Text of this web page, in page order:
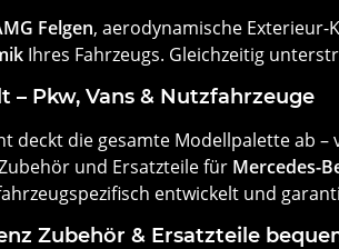
Felgen, aerodynamische
Ihres Fahrzeugs. Gleichzeitig
– Pkw, Vans & Nutzfahrzeuge
deckt die gesamte Modellpalette ab –
und Ersatzteile für Mercedes-
entwickelt und
Zubehör & Ersatzteile